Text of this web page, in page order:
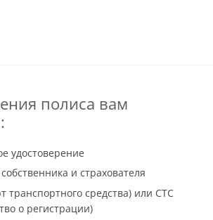
полиса вам
удостоверение
и страхователя
транспортного средства) или СТС
о регистрации)